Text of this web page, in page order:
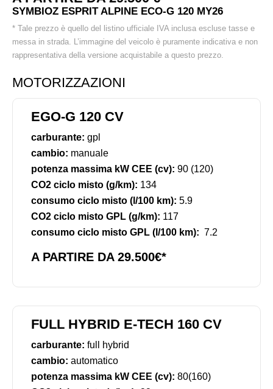
SYMBIOZ ESPRIT ALPINE ECO-G 120 MY26
* Tale prezzo è quello del listino ufficiale IVA inclusa escluse tasse e
messa in strada. L’immagine del veicolo è puramente indicativa e non
rappresentativa della versione acquistabile a questo prezzo.
MOTORIZZAZIONI
EGO-G 120 CV
carburante: gpl
cambio: manuale
potenza massima kW CEE (cv): 90 (120)
CO2 ciclo misto (g/km): 134
consumo ciclo misto (l/100 km): 5.9
CO2 ciclo misto GPL (g/km): 117
consumo ciclo misto GPL (l/100 km): 7.2
A PARTIRE DA 29.500€*
FULL HYBRID E-TECH 160 CV
carburante: full hybrid
cambio: automatico
potenza massima kW CEE (cv): 80(160)